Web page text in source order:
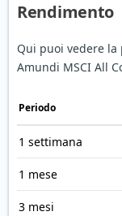
Rendimento
Qui puoi vedere
Amundi MSCI All
Periodo
1 settimana
1 mese
3 mesi